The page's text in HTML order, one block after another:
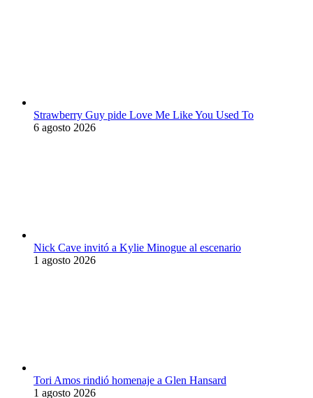
Strawberry Guy pide Love Me Like You Used To
6 agosto 2026
Nick Cave invitó a Kylie Minogue al escenario
1 agosto 2026
Tori Amos rindió homenaje a Glen Hansard
1 agosto 2026